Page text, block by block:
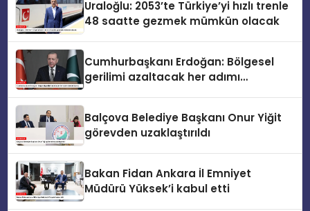
Uraloğlu: 2053’te Türkiye’yi hızlı trenle
48 saatte gezmek mümkün olacak
Cumhurbaşkanı Erdoğan: Bölgesel
gerilimi azaltacak her adımı
Balçova Belediye Başkanı Onur Yiğit
görevden uzaklaştırıldı
Bakan Fidan Ankara İl Emniyet
Müdürü Yüksek’i kabul etti